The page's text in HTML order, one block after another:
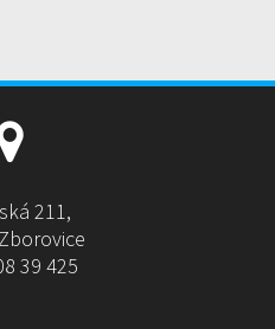
t
i
e
:
211,
39 425